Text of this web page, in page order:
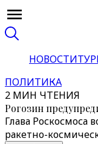
НОВОСТИ
ПОЛИТИКА
2 МИН ЧТЕНИЯ
Рогозин
Глава Роскосмоса
ракетно-